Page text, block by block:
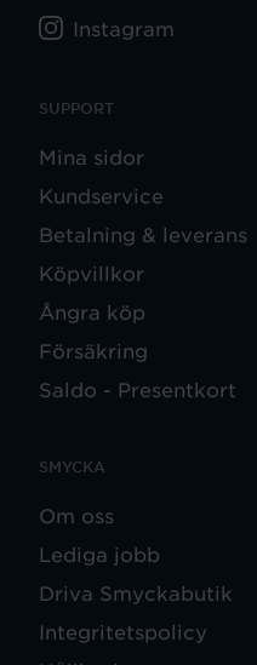
SUPPORT
Mina sidor
Kundservice
Betalning & leverans
Köpvillkor
Ångra köp
Försäkring
Saldo - Presentkort
SMYCKA
Om oss
Lediga jobb
Driva Smyckabutik
Integritetspolicy
Instagram